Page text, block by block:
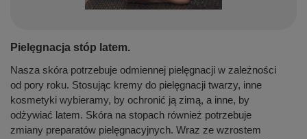
Pielęgnacja stóp latem.
Nasza skóra potrzebuje odmiennej pielęgnacji w zależności
od pory roku. Stosując kremy do pielęgnacji twarzy, inne
kosmetyki wybieramy, by ochronić ją zimą, a inne, by
odżywiać latem. Skóra na stopach również potrzebuje
zmiany preparatów pielęgnacyjnych. Wraz ze wzrostem